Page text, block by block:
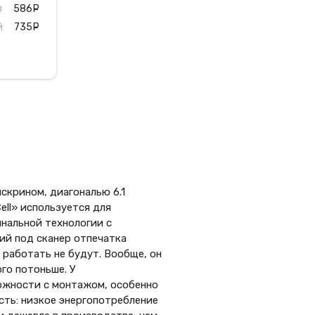
586
735
диагональю 6.1
используется для
технологии с
под сканер отпечатка
не будут. Вообще, он
потоньше. У
с монтажом, особенно
низкое энергопотребление